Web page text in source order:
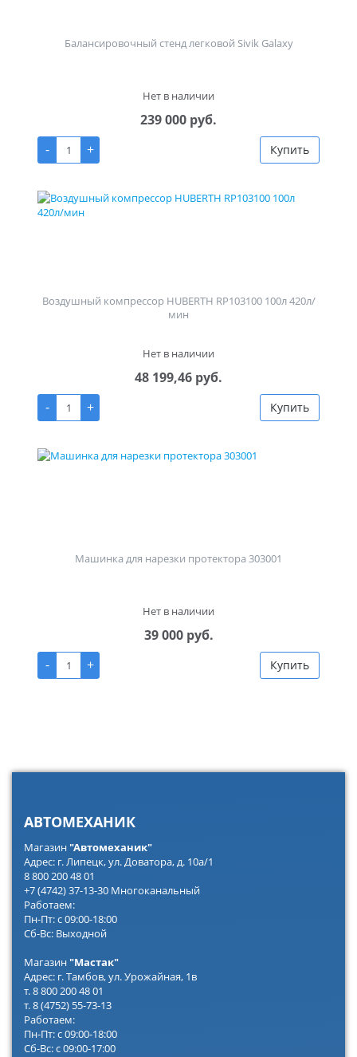
Балансировочный стенд легковой Sivik Galaxy
Нет в наличии
239 000 руб.
-
+ Купить
Воздушный компрессор HUBERTH RP103100 100л 420л/
мин
Нет в наличии
48 199,46 руб.
-
+ Купить
Машинка для нарезки протектора 303001
Нет в наличии
39 000 руб.
-
+ Купить
АВТОМЕХАНИК
Магазин"Автомеханик"
Адрес: г. Липецк, ул. Доватора, д. 10а/1
8 800 200 48 01
+7 (4742) 37-13-30 Многоканальный
Работаем:
Пн-Пт: с 09:00-18:00
Сб-Вс: Выходной
Магазин"Мастак"
Адрес: г. Тамбов, ул. Урожайная, 1в
т. 8 800 200 48 01
т. 8 (4752) 55-73-13
Работаем:
Пн-Пт: с 09:00-18:00
Сб-Вс: с 09:00-17:00